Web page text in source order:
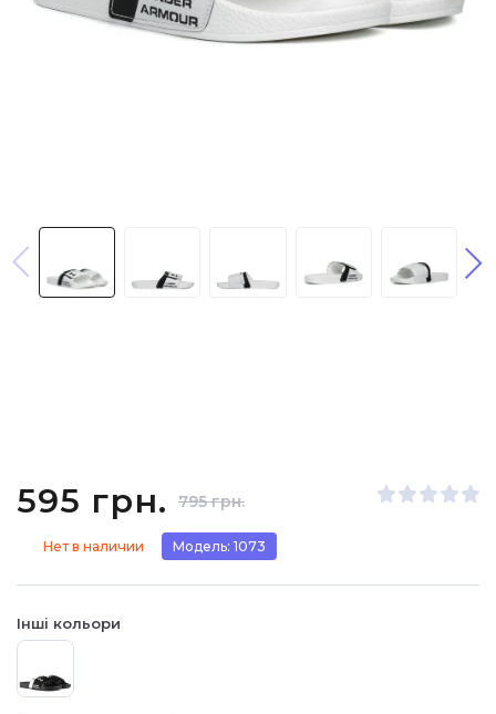
595 грн. 795 грн.
Нет в наличии Модель: 1073
Інші кольори